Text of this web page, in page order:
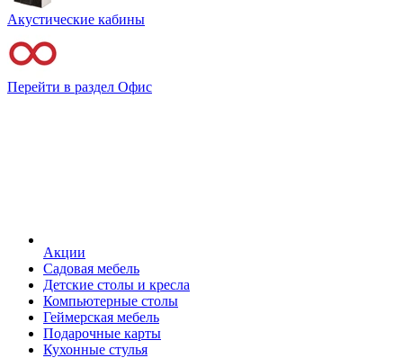
Акустические кабины
Перейти в раздел Офис
Акции
Садовая мебель
Детские столы и кресла
Компьютерные столы
Геймерская мебель
Подарочные карты
Кухонные стулья